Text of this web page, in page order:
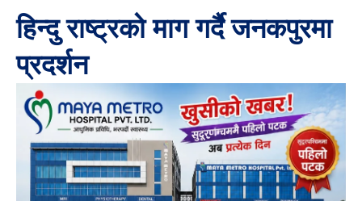
हिन्दु राष्ट्रको माग गर्दै जनकपुरमा
प्रदर्शन